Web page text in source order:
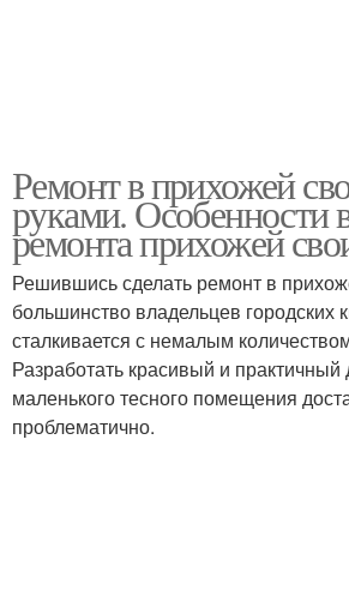
Ремонт в прихожей
руками. Особенности
ремонта прихожей
Решившись сделать ремонт в
большинство владельцев городских
сталкивается с немалым
Разработать красивый и практичный
маленького тесного помещения
проблематично.